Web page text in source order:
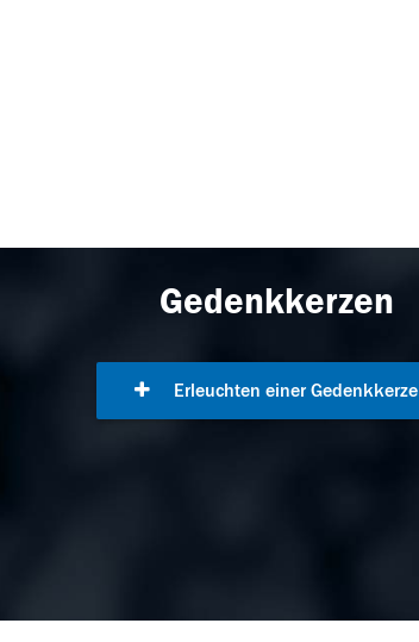
Gedenkkerzen
Erleuchten einer Gedenkkerze